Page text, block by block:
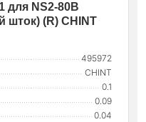
для NS2-80B
шток) (R) CHINT
495972
CHINT
0.1
0.09
0.04